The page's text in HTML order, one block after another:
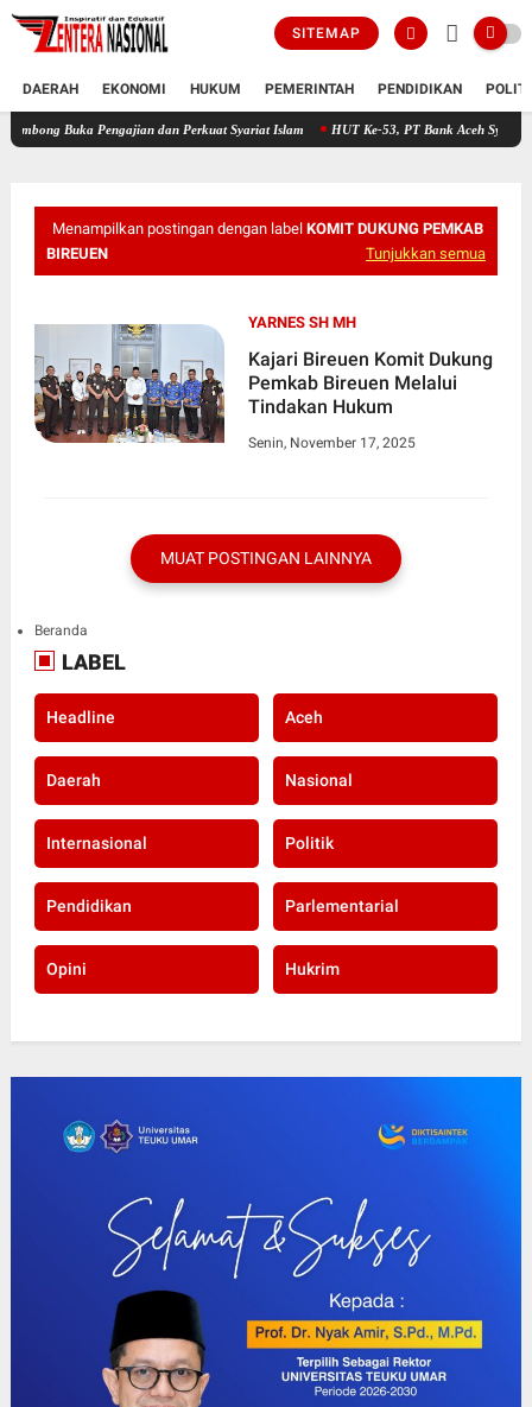
SITEMAP
DAERAH EKONOMI HUKUM PEMERINTAH PENDIDIKAN
Pengajian dan Perkuat Syariat Islam HUT Ke-53, PT Bank Aceh Syariah KC Bireuen
Menampilkan postingan dengan label KOMIT DUKUNG PEMKAB
BIREUEN
Tunjukkan semua
YARNES SH MH
Kajari Bireuen Komit Dukung
Pemkab Bireuen Melalui
Tindakan Hukum
Senin, November 17, 2025
MUAT POSTINGAN LAINNYA
Beranda
LABEL
Headline Aceh
Daerah Nasional
Internasional Politik
Pendidikan Parlementarial
Opini Hukrim